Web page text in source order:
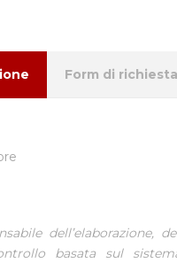
Form di richiesta
dell’elaborazione,
basata sul